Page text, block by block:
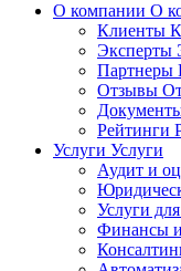
О компании О
Клиенты
Эксперты
Партнеры
Отзывы
Рейтинги
Услуги Услуги
Аудит и
Услуги
Финансы